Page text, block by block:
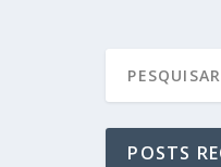
POSTS